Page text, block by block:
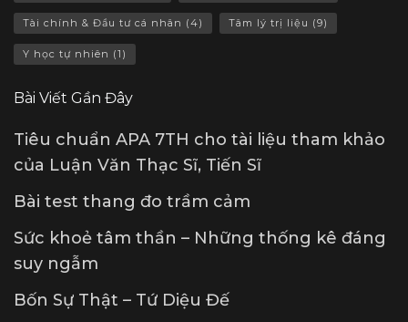
Tài chính & Đầu tư cá nhân (4) Tâm lý trị liệu (9)
Y học tự nhiên (1)
Bài Viết Gần Đây
Tiêu chuẩn APA 7TH cho tài liệu tham khảo
của Luận Văn Thạc Sĩ, Tiến Sĩ
Bài test thang đo trầm cảm
Sức khoẻ tâm thần – Những thống kê đáng
suy ngẫm
Bốn Sự Thật – Tứ Diệu Đế